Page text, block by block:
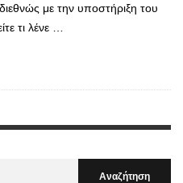
με την υποστήριξη του
τι λένε …